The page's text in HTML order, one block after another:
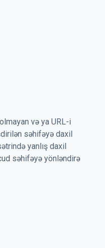
və ya URL-i
səhifəyə daxil
yanlış daxil
səhifəyə yönləndirə